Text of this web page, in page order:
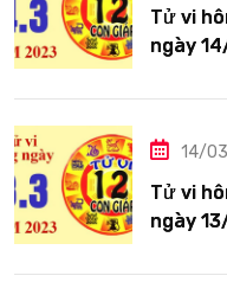
Tử vi
ngày
14/
Tử vi
ngày